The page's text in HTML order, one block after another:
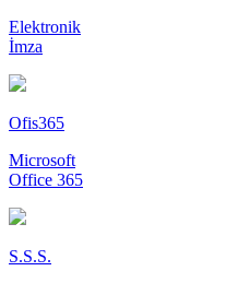
Elektronik
İmza
Ofis365
Microsoft
Office 365
S.S.S.